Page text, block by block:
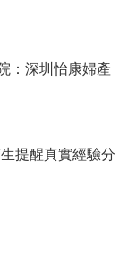
：深圳怡康婦產
提醒真實經驗分